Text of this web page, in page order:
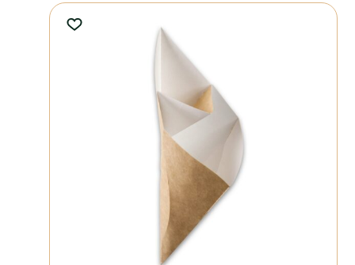
binnen onze categorieFrietbakjesvan karton.
Maak je assortiment compleet met
Frikandelbakje A16N
Het frietbakje A9 medium karton is goed te combineren met
Wil je jouw merk extra zichtbaar maken? Laat dan jouw Frietbakjes
A9 medium karton bedrukken met je eigen logo of ontwerp. Neem
met ons op voor meer informatie, een offerte of een gaaf
De Frietbakjes A7 small karton bestel je eenvoudig in onze webshop.
Wanneer je op werkdagen voor 14:00 uur besteld, wordt je bestelling